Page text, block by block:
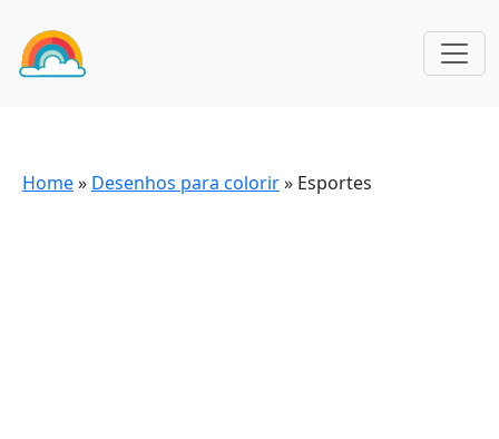
Home» Desenhos para colorir» Esportes